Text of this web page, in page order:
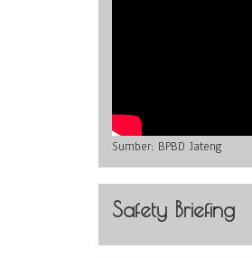
Sumber: BPBD Jateng
Safety Briefing